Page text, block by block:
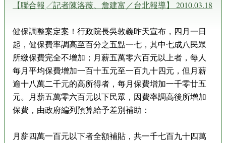
【聯合報╱記者陳洛薇、詹建富／台北報導】 2010.03.18
健保調整案定案！行政院長吳敦義昨天宣布，四月一日
起，健保費率調高至百分之五點一七，其中七成八民眾
所繳保費完全不增加；月薪五萬零六百元以上者，每人
每月平均保費增加一百十五元至一百九十四元，但月薪
逾十八萬二千元的高所得者，每月保費增加一千零廿五
元。月薪五萬零六百元以下民眾，因費率調高後所增加
保費，由政府編列預算給予差別補助：
月薪四萬一百元以下者全額補貼，共一千七百九十四萬